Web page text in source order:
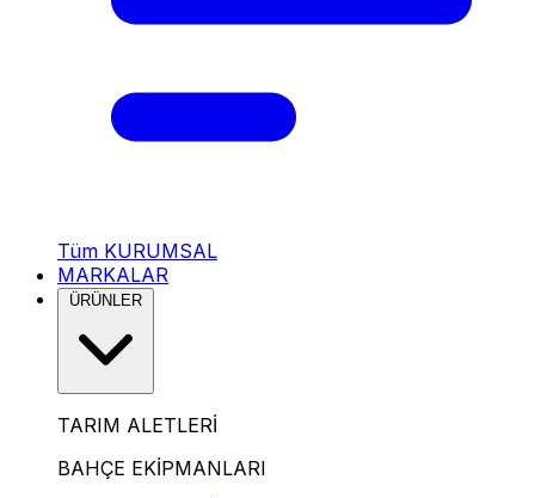
Tüm KURUMSAL
MARKALAR
ÜRÜNLER
TARIM ALETLERİ
BAHÇE EKİPMANLARI